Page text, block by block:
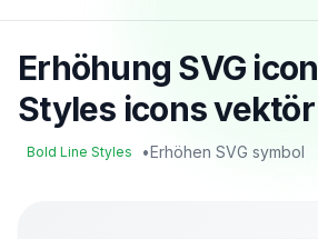
Erhöhung SVG
Styles icons vektör
Bold Line Styles •Erhöhen SVG symbol